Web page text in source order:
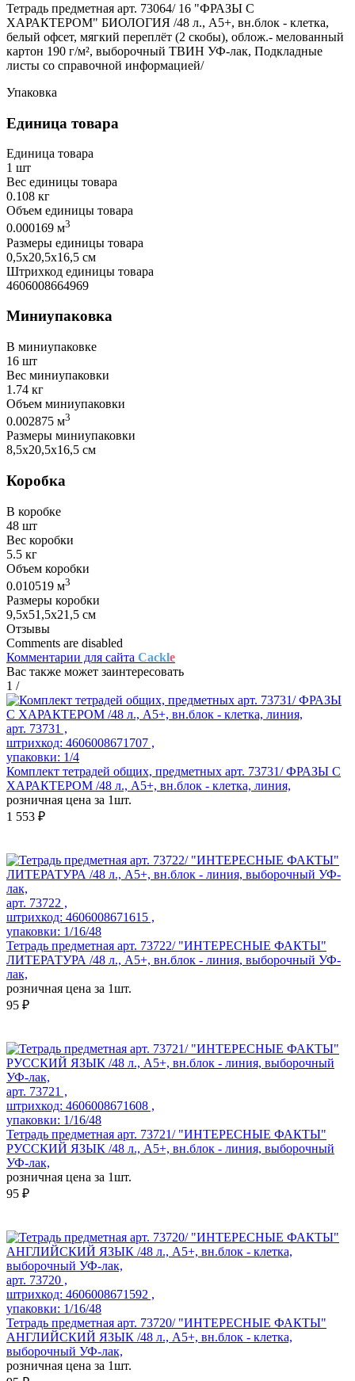
Тетрадь предметная арт. 73064/ 16 "ФРАЗЫ С
ХАРАКТЕРОМ" БИОЛОГИЯ /48 л., А5+, вн.блок - клетка,
белый офсет, мягкий переплёт (2 скобы), облож.- мелованный
картон 190 г/м², выборочный ТВИН УФ-лак, Подкладные
листы со справочной информацией/
Упаковка
Единица товара
Единица товара
1 шт
Вес единицы товара
0.108 кг
Объем единицы товара
0.000169 м3
Размеры единицы товара
0,5х20,5х16,5 см
Штрихкод единицы товара
4606008664969
Миниупаковка
В миниупаковке
16 шт
Вес миниупаковки
1.74 кг
Объем миниупаковки
0.002875 м3
Размеры миниупаковки
8,5х20,5х16,5 см
Коробка
В коробке
48 шт
Вес коробки
5.5 кг
Объем коробки
0.010519 м3
Размеры коробки
9,5х51,5х21,5 см
Отзывы
Comments are disabled
Комментарии для сайта Cackle
Вас также может заинтересовать
1 /
арт. 73731 ,
штрихкод: 4606008671707 ,
упаковки: 1/4
Комплект тетрадей общих, предметных арт. 73731/ ФРАЗЫ С
ХАРАКТЕРОМ /48 л., А5+, вн.блок - клетка, линия,
розничная цена за 1шт.
1 553 ₽
арт. 73722 ,
штрихкод: 4606008671615 ,
упаковки: 1/16/48
Тетрадь предметная арт. 73722/ "ИНТЕРЕСНЫЕ ФАКТЫ"
ЛИТЕРАТУРА /48 л., А5+, вн.блок - линия, выборочный УФ-
лак,
розничная цена за 1шт.
95 ₽
арт. 73721 ,
штрихкод: 4606008671608 ,
упаковки: 1/16/48
Тетрадь предметная арт. 73721/ "ИНТЕРЕСНЫЕ ФАКТЫ"
РУССКИЙ ЯЗЫК /48 л., А5+, вн.блок - линия, выборочный
УФ-лак,
розничная цена за 1шт.
95 ₽
арт. 73720 ,
штрихкод: 4606008671592 ,
упаковки: 1/16/48
Тетрадь предметная арт. 73720/ "ИНТЕРЕСНЫЕ ФАКТЫ"
АНГЛИЙСКИЙ ЯЗЫК /48 л., А5+, вн.блок - клетка,
выборочный УФ-лак,
розничная цена за 1шт.